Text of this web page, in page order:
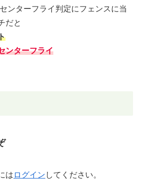
ンターフライ判定にフェンスに当
だと
ンターフライ
は ログイン してください。